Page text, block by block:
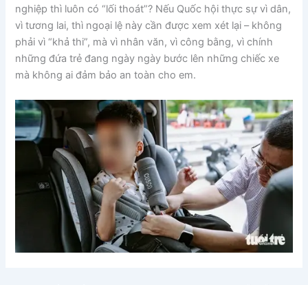
nghiệp thì luôn có “lối thoát”? Nếu Quốc hội thực sự vì dân,
vì tương lai, thì ngoại lệ này cần được xem xét lại – không
phải vì “khả thi”, mà vì nhân văn, vì công bằng, vì chính
những đứa trẻ đang ngày ngày bước lên những chiếc xe
mà không ai đảm bảo an toàn cho em.